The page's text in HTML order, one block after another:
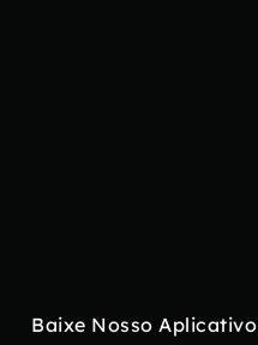
Baixe Nosso Aplicativo